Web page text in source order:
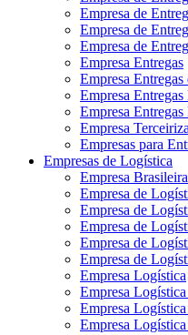
Empresa de
Empresa de
Empresa de
Empresa Entregas
Empresa
Empresa Entregas
Empresa Entregas
Empresa
Empresas para
Empresas de Logística
Empresa
Empresa de
Empresa de
Empresa de
Empresa de
Empresa de
Empresa Logística
Empresa
Empresa
Empresa Logística